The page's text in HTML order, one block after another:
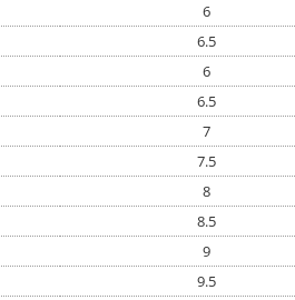
6
6.5
6
6.5
7
7.5
8
8.5
9
9.5